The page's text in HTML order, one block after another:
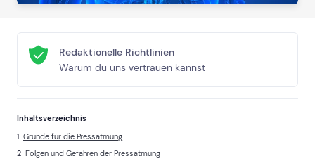
Redaktionelle Richtlinien
Warum du uns vertrauen kannst
Inhaltsverzeichnis
Gründe für die Pressatmung
Folgen und Gefahren der Pressatmung